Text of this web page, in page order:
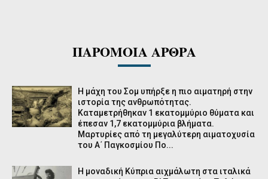
ΠΑΡΟΜΟΙΑ ΑΡΘΡΑ
Η μάχη του Σομ υπήρξε η πιο αιματηρή στην
ιστορία της ανθρωπότητας.
Καταμετρήθηκαν 1 εκατομμύριο θύματα και
έπεσαν 1,7 εκατομμύρια βλήματα.
Μαρτυρίες από τη μεγαλύτερη αιματοχυσία
του Α΄ Παγκοσμίου Πο...
Η μοναδική Κύπρια αιχμάλωτη στα ιταλικά